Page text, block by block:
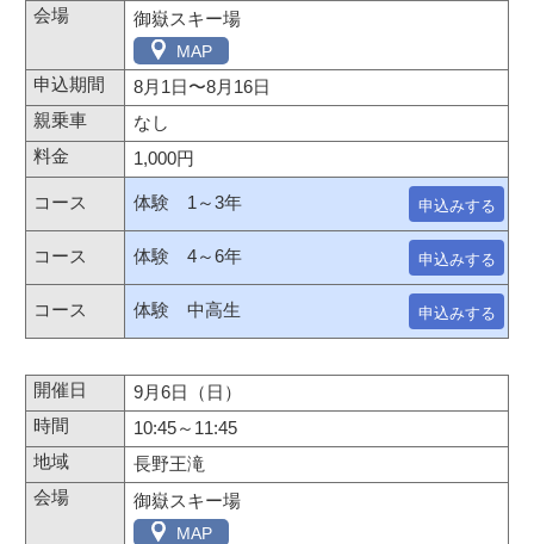
御嶽スキー場
MAP
8月1日〜8月16日
なし
1,000円
体験 1～3年 申込みする
体験 4～6年 申込みする
体験 中高生 申込みする
9月6日（日）
10:45～11:45
長野王滝
御嶽スキー場
MAP